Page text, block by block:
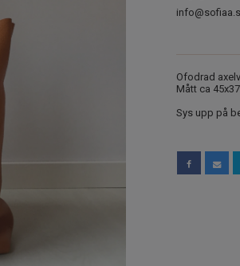
Ofodrad
Mått ca
Sys upp på